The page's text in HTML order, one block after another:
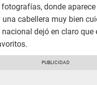
donde
cabellera muy bien
nacional dejó en claro que